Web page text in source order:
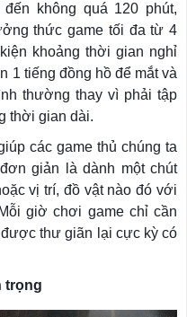
không quá 120 phút,
thức game tối đa từ 4
khoảng thời gian nghỉ
1 tiếng đồng hồ để mắt và
thường thay vì phải tập
thời gian dài.
các game thủ chúng ta
giản là dành một chút
vị trí, đồ vật nào đó với
giờ chơi game chỉ cần
thư giãn lại cực kỳ có
trọng